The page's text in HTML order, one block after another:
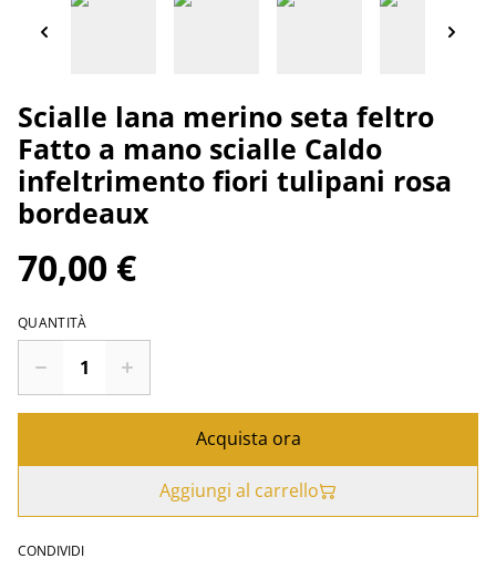
Scialle lana merino seta feltro
Fatto a mano scialle Caldo
infeltrimento fiori tulipani rosa
bordeaux
70,00 €
QUANTITÀ
Acquista ora
Aggiungi al carrello
CONDIVIDI